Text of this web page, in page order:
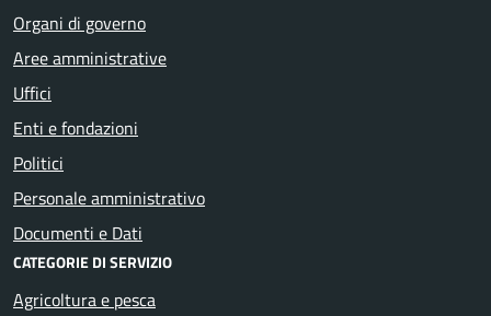
Organi di governo
Aree amministrative
Uffici
Enti e fondazioni
Politici
Personale amministrativo
Documenti e Dati
CATEGORIE DI SERVIZIO
Agricoltura e pesca